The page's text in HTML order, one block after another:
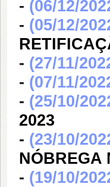
- (06/12/
- (05/12/
- (27/11/
- (07/11/
- (25/10/
2023
- (23/10/
NÓBREGA
- (19/10/